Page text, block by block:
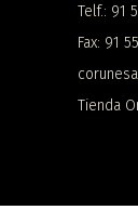
Telf.: 91
Fax: 91
Tienda